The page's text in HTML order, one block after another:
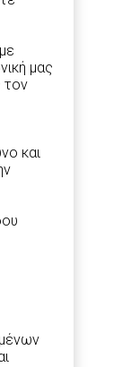
μας
τον
και